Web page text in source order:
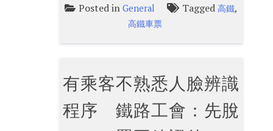
Posted inGeneral Tagged高鐵,
高鐵車票
有乘客不熟悉人臉辨識
程序 鐵路工會：先脫